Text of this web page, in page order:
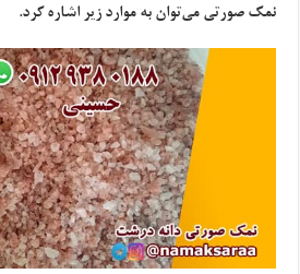
نمک صورتی می‌توان به موارد زیر اشاره کرد.